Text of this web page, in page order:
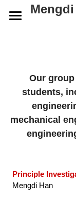
GROUP
ALUMNI
2026
2024
NEWS
2025
JOIN US
Our
students,
mechanical
Principle
Mengdi Han